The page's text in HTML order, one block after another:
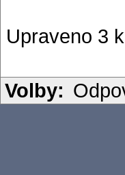
Upraveno 3
Volby: